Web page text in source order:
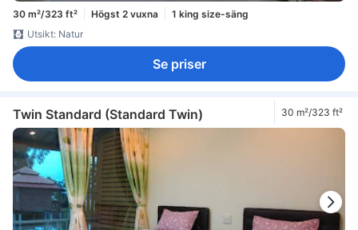
30 m²/323 ft² Högst 2 vuxna
1 king size-säng
Utsikt: Natur
Se priser
Twin Standard (Standard Twin) 30 m²/323 ft²